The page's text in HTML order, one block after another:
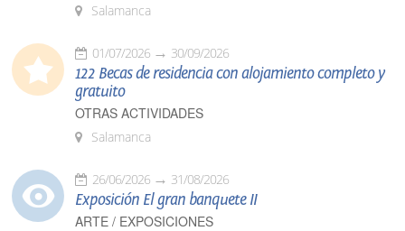
Salamanca
01/07/2026 30/09/2026
122 Becas de residencia con alojamiento completo y
gratuito
OTRAS ACTIVIDADES
Salamanca
26/06/2026 31/08/2026
Exposición El gran banquete II
ARTE / EXPOSICIONES